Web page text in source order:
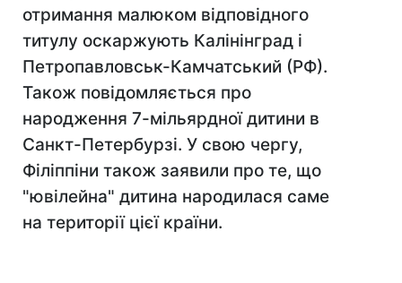
отримання малюком відповідного
титулу оскаржують Калінінград і
Петропавловськ-Камчатський (РФ).
Також повідомляється про
народження 7-мільярдної дитини в
Санкт-Петербурзі. У свою чергу,
Філіппіни також заявили про те, що
"ювілейна" дитина народилася саме
на території цієї країни.